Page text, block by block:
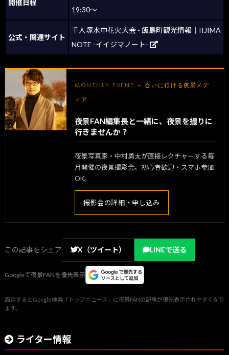
開催日程
19:30〜
公式・関連サイト
千人塚水中花火大会 - 飯島町観光情報｜IIJIMA
NOTE -イイジマノート-
MONTHLY EVENT — 会いに行ける夜景メデ
ィア
夜景FAN編集長と一緒に、夜景を撮りに
行きませんか？
夜景写真家・中村勇太が直接レクチャーする毎
月開催の夜景撮影会。初心者歓迎・スマホ参加
OK。
撮影会の詳細・申し込み
この記事をシェア X（ツイート） LINEで送る
Googleで夜景FANを優先表示
設定するとGoogle検索「トップニュース」に夜景FANの記事が優先表示されやすくなり
ます。
ライター情報